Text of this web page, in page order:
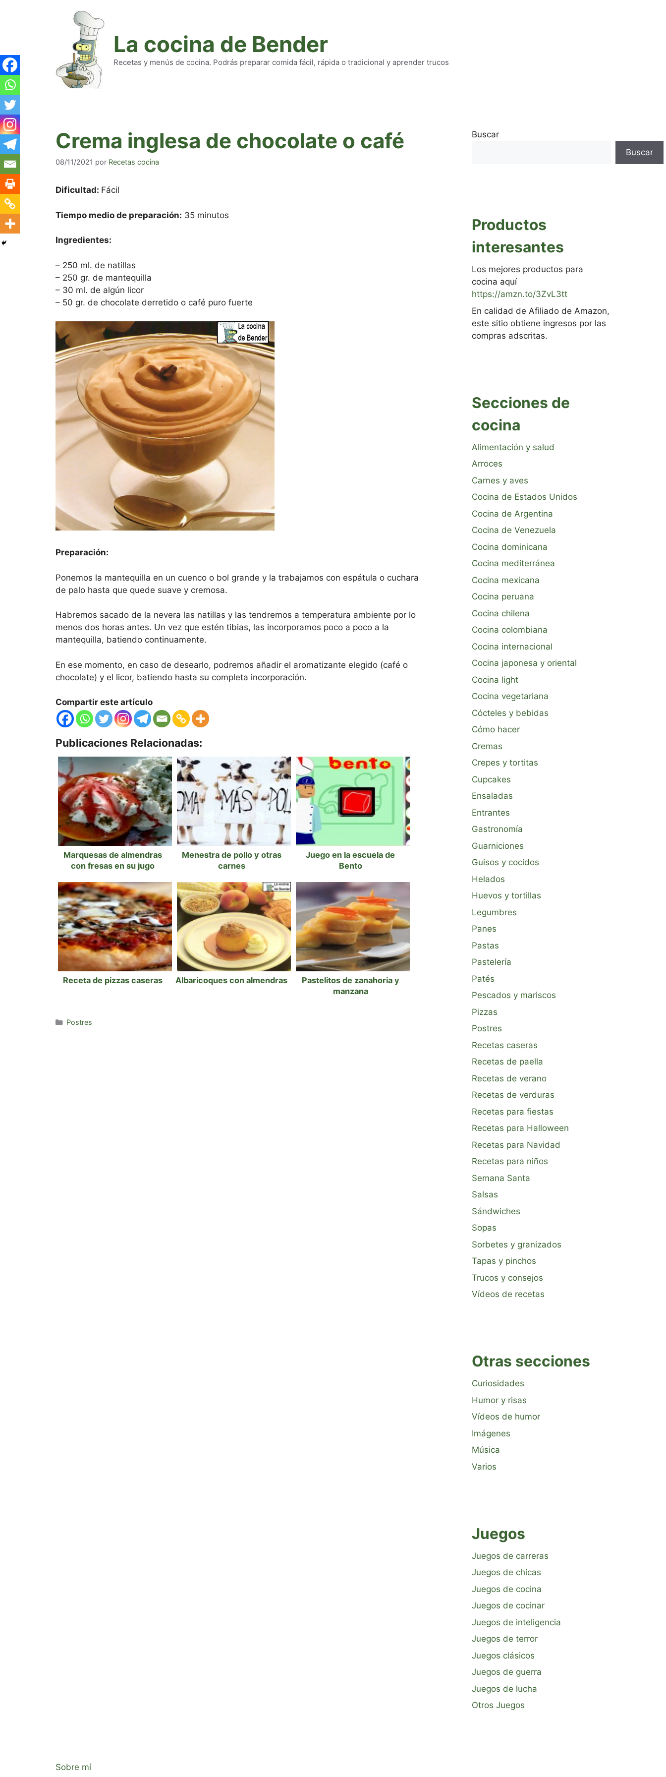
La cocina de Bender
Recetas y menús de cocina. Podrás preparar comida fácil, rápida o tradicional y aprender trucos
Crema inglesa de chocolate o café
08/11/2021 por Recetas cocina
Dificultad: Fácil
Tiempo medio de preparación: 35 minutos
Ingredientes:
– 250 ml. de natillas
– 250 gr. de mantequilla
– 30 ml. de algún licor
– 50 gr. de chocolate derretido o café puro fuerte
Preparación:
Ponemos la mantequilla en un cuenco o bol grande y la trabajamos con espátula o cuchara
de palo hasta que quede suave y cremosa.
Habremos sacado de la nevera las natillas y las tendremos a temperatura ambiente por lo
menos dos horas antes. Un vez que estén tibias, las incorporamos poco a poco a la
mantequilla, batiendo continuamente.
En ese momento, en caso de desearlo, podremos añadir el aromatizante elegido (café o
chocolate) y el licor, batiendo hasta su completa incorporación.
Compartir este artículo
Publicaciones Relacionadas:
Marquesas de almendras
con fresas en su jugo
Menestra de pollo y otras
carnes
Juego en la escuela de
Bento
Receta de pizzas caseras Albaricoques con almendras
Pastelitos de zanahoria y
manzana
Categorías
Postres
Buscar
Buscar
Productos
interesantes
Los mejores productos para
cocina aquí
https://amzn.to/3ZvL3tt
En calidad de Afiliado de Amazon,
este sitio obtiene ingresos por las
compras adscritas.
Secciones de
cocina
Alimentación y salud
Arroces
Carnes y aves
Cocina de Estados Unidos
Cocina de Argentina
Cocina de Venezuela
Cocina dominicana
Cocina mediterránea
Cocina mexicana
Cocina peruana
Cocina chilena
Cocina colombiana
Cocina internacional
Cocina japonesa y oriental
Cocina light
Cocina vegetariana
Cócteles y bebidas
Cómo hacer
Cremas
Crepes y tortitas
Cupcakes
Ensaladas
Entrantes
Gastronomía
Guarniciones
Guisos y cocidos
Helados
Huevos y tortillas
Legumbres
Panes
Pastas
Pastelería
Patés
Pescados y mariscos
Pizzas
Postres
Recetas caseras
Recetas de paella
Recetas de verano
Recetas de verduras
Recetas para fiestas
Recetas para Halloween
Recetas para Navidad
Recetas para niños
Semana Santa
Salsas
Sándwiches
Sopas
Sorbetes y granizados
Tapas y pinchos
Trucos y consejos
Vídeos de recetas
Otras secciones
Curiosidades
Humor y risas
Vídeos de humor
Imágenes
Música
Varios
Juegos
Juegos de carreras
Juegos de chicas
Juegos de cocina
Juegos de cocinar
Juegos de inteligencia
Juegos de terror
Juegos clásicos
Juegos de guerra
Juegos de lucha
Otros Juegos
Sobre mí